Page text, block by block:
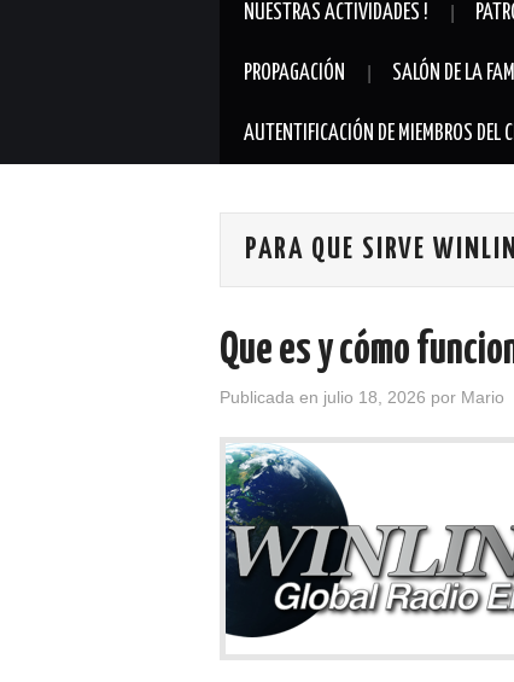
NUESTRAS ACTIVIDADES !
PROPAGACIÓN SALÓN DE LA
AUTENTIFICACIÓN DE MIEMBROS DEL
PARA QUE SIRVE
Que es y cómo
Publicada en julio 18, 2026 por Mario